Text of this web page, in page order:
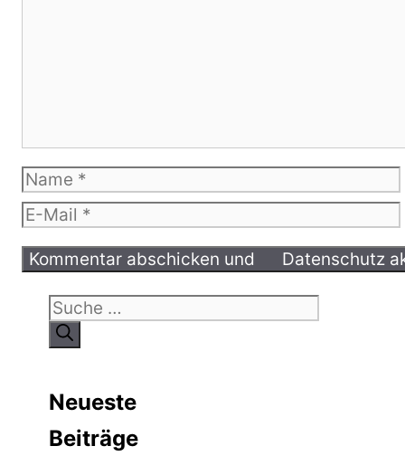
Name
E-
Mail
Suche
nach:
Neueste
Beiträge